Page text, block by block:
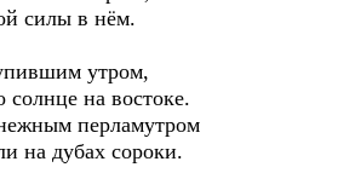
силы в нём.
утром,
солнце на востоке.
перламутром
на дубах сороки.